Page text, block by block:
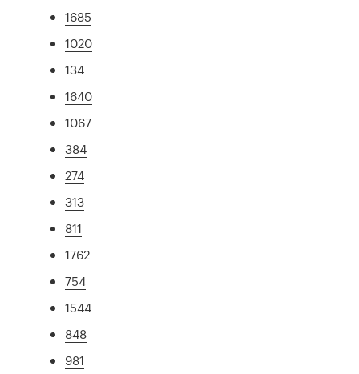
1685
1020
134
1640
1067
384
274
313
811
1762
754
1544
848
981